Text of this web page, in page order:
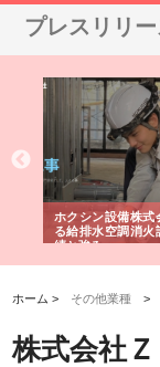
プレスリリ
ホクシン設備株式
る給排水空調消火
績と強み
ホーム > その他業種 >
株式会社Ｚ